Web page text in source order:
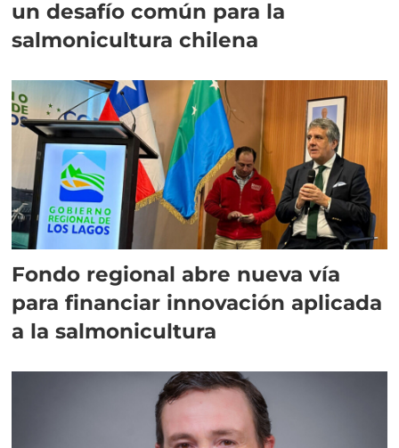
un desafío común para la
salmonicultura chilena
Fondo regional abre nueva vía
para financiar innovación aplicada
a la salmonicultura